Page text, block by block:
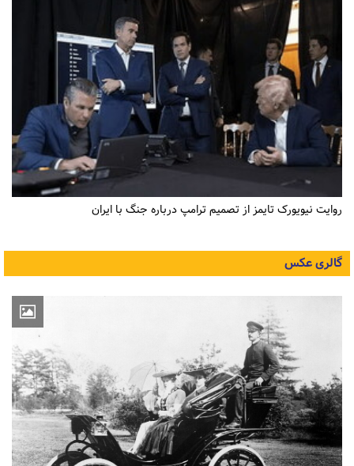
روایت نیویورک تایمز از تصمیم ترامپ درباره جنگ با ایران
گالری عکس